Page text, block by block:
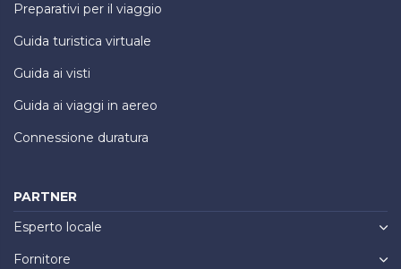
Preparativi per il viaggio
Guida turistica virtuale
Guida ai visti
Guida ai viaggi in aereo
Connessione duratura
PARTNER
Esperto locale
Fornitore